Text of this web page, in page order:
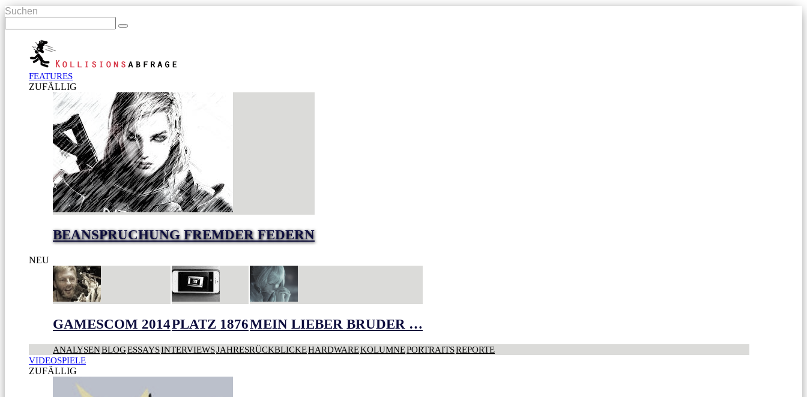
Suchen
FEATURES
ZUFÄLLIG
BEANSPRUCHUNG FREMDER FEDERN
NEU
GAMESCOM 2014PLATZ 1876MEIN LIEBER BRUDER …
ANALYSENBLOGESSAYSINTERVIEWSJAHRESRÜCKBLICKEHARDWAREKOLUMNEPORTRAITSREPORTE
VIDEOSPIELE
ZUFÄLLIG